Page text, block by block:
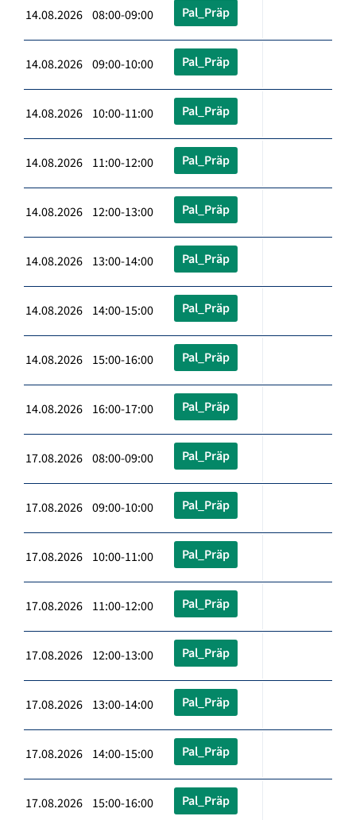
14.08.2026 08:00-09:00 Pal_Präp
14.08.2026 09:00-10:00 Pal_Präp
14.08.2026 10:00-11:00 Pal_Präp
14.08.2026 11:00-12:00 Pal_Präp
14.08.2026 12:00-13:00 Pal_Präp
14.08.2026 13:00-14:00 Pal_Präp
14.08.2026 14:00-15:00 Pal_Präp
14.08.2026 15:00-16:00 Pal_Präp
14.08.2026 16:00-17:00 Pal_Präp
17.08.2026 08:00-09:00 Pal_Präp
17.08.2026 09:00-10:00 Pal_Präp
17.08.2026 10:00-11:00 Pal_Präp
17.08.2026 11:00-12:00 Pal_Präp
17.08.2026 12:00-13:00 Pal_Präp
17.08.2026 13:00-14:00 Pal_Präp
17.08.2026 14:00-15:00 Pal_Präp
17.08.2026 15:00-16:00 Pal_Präp